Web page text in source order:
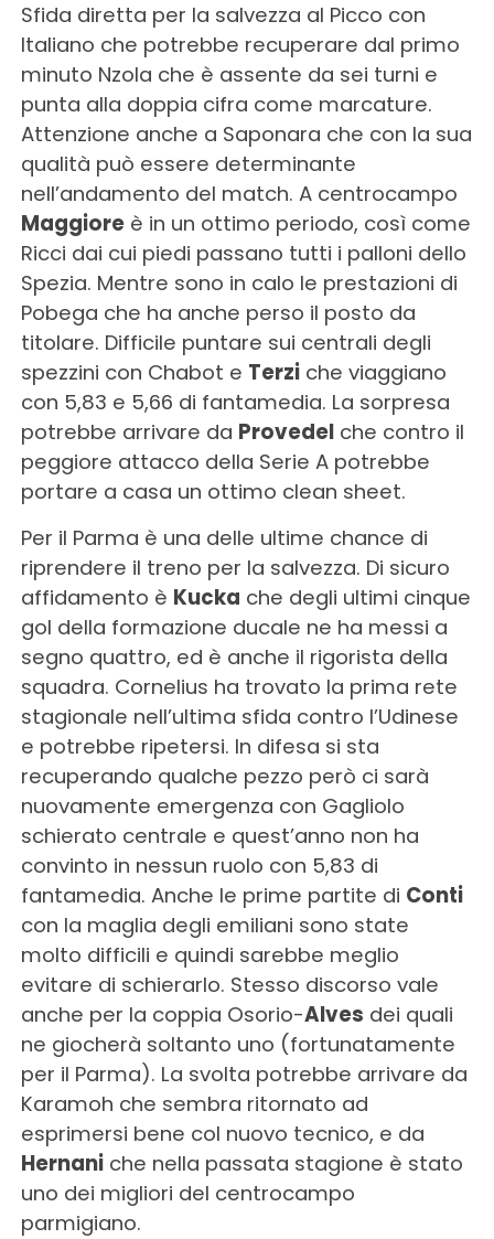
Sfida diretta per la salvezza al Picco con
Italiano che potrebbe recuperare dal primo
minuto Nzola che è assente da sei turni e
punta alla doppia cifra come marcature.
Attenzione anche a Saponara che con la sua
qualità può essere determinante
nell’andamento del match. A centrocampo
Maggioreè in un ottimo periodo, così come
Ricci dai cui piedi passano tutti i palloni dello
Spezia. Mentre sono in calo le prestazioni di
Pobega che ha anche perso il posto da
titolare. Difficile puntare sui centrali degli
spezzini con Chabot e Terziche viaggiano
con 5,83 e 5,66 di fantamedia. La sorpresa
potrebbe arrivare da Provedelche contro il
peggiore attacco della Serie A potrebbe
portare a casa un ottimo clean sheet.
Per il Parma è una delle ultime chance di
riprendere il treno per la salvezza. Di sicuro
affidamento è Kucka che degli ultimi cinque
gol della formazione ducale ne ha messi a
segno quattro, ed è anche il rigorista della
squadra. Cornelius ha trovato la prima rete
stagionale nell’ultima sfida contro l’Udinese
e potrebbe ripetersi. In difesa si sta
recuperando qualche pezzo però ci sarà
nuovamente emergenza con Gagliolo
schierato centrale e quest’anno non ha
convinto in nessun ruolo con 5,83 di
fantamedia. Anche le prime partite di Conti
con la maglia degli emiliani sono state
molto difficili e quindi sarebbe meglio
evitare di schierarlo. Stesso discorso vale
anche per la coppia Osorio-Alves dei quali
ne giocherà soltanto uno (fortunatamente
per il Parma). La svolta potrebbe arrivare da
Karamoh che sembra ritornato ad
esprimersi bene col nuovo tecnico, e da
Hernaniche nella passata stagione è stato
uno dei migliori del centrocampo
parmigiano.